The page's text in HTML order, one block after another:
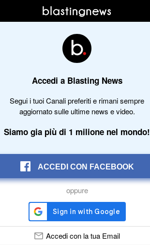
Accedi a Blasting News
Segui i tuoi Canali preferiti e rimani sempre
aggiornato sulle ultime news e video.
Siamo gia più di 1 milione nel mondo!
ACCEDI CON FACEBOOK
oppure
Accedi con la tua Email